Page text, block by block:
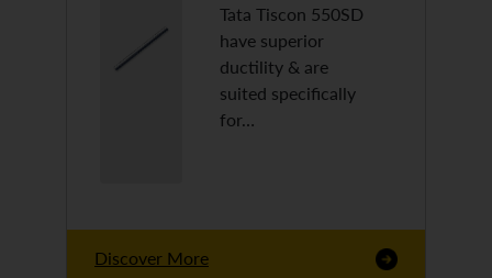
Tata Tiscon 550SD
have superior
ductility & are
suited specifically
for…
Discover More